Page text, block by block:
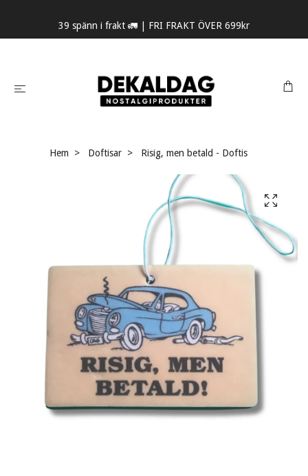
39 spänn i frakt 🚛 | FRI FRAKT ÖVER 699kr
Hem Doftisar Risig, men betald - Doftis